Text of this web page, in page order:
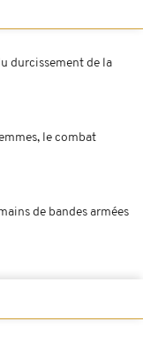
durcissement de la
le combat
de bandes armées